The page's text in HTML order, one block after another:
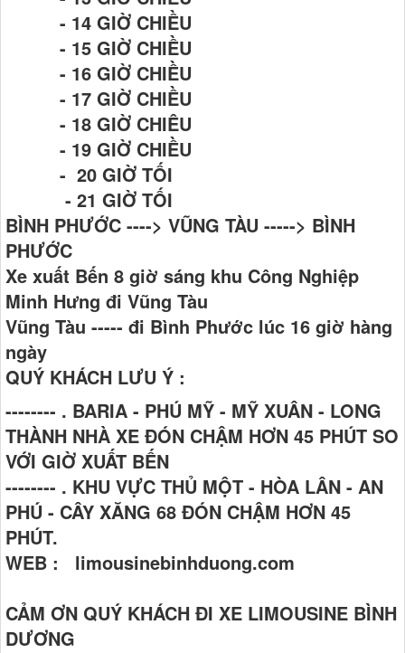
- 14 GIỜ CHIỀU
- 15 GIỜ CHIỀU
- 16 GIỜ CHIỀU
- 17 GIỜ CHIỀU
- 18 GIỜ CHIÊU
- 19 GIỜ CHIỀU
- 20 GIỜ TỐI
- 21 GIỜ TỐI
BÌNH PHƯỚC ----> VŨNG TÀU -----> BÌNH
PHƯỚC
Xe xuất Bến 8 giờ sáng khu Công Nghiệp
Minh Hưng đi Vũng Tàu
Vũng Tàu ----- đi Bình Phước lúc 16 giờ hàng
ngày
QUÝ KHÁCH LƯU Ý :
-------- . BARIA - PHÚ MỸ - MỸ XUÂN - LONG
THÀNH NHÀ XE ĐÓN CHẬM HƠN 45 PHÚT SO
VỚI GIỜ XUẤT BẾN
-------- . KHU VỰC THỦ MỘT - HÒA LÂN - AN
PHÚ - CÂY XĂNG 68 ĐÓN CHẬM HƠN 45
PHÚT.
WEB : limousinebinhduong.com
CẢM ƠN QUÝ KHÁCH ĐI XE LIMOUSINE BÌNH
DƯƠNG